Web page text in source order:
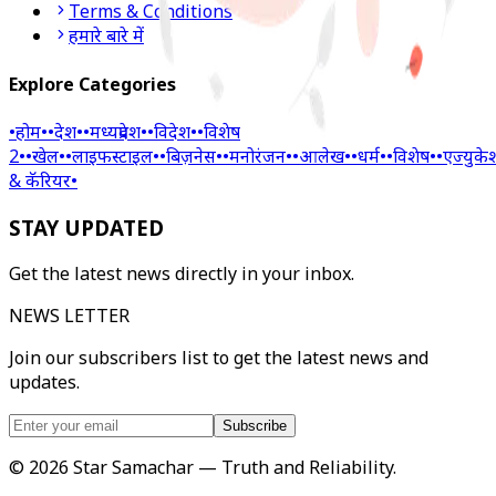
Terms & Conditions
हमारे बारे में
Explore Categories
•होम••देश••मध्यप्रदेश••विदेश••विशेष
2••खेल••लाइफस्टाइल••बिज़नेस••मनोरंजन••आलेख••धर्म••विशेष••
& कॅरियर•
STAY UPDATED
Get the latest news directly in your inbox.
NEWS LETTER
Join our subscribers list to get the latest news and
updates.
Subscribe
© 2026 Star Samachar — Truth and Reliability.